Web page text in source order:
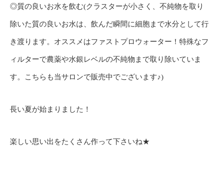
◎質の良いお水を飲む(クラスターが小さく、不純物を取り
除いた質の良いお水は、飲んだ瞬間に細胞まで水分として行
き渡ります。オススメはファストプロウォーター！特殊なフ
ィルターで農薬や水銀レベルの不純物まで取り除いていま
す。こちらも当サロンで販売中でございます♪)
長い夏が始まりました！
楽しい思い出をたくさん作って下さいね★